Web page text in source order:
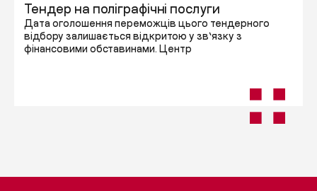
Тендер на поліграфічні послуги
Дата оголошення переможців цього тендерного
відбору залишається відкритою у зв’язку з
фінансовими обставинами. Центр